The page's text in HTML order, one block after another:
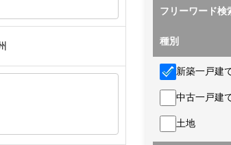
フリーワード検
種別
新築一戸建
中古一戸建
土地